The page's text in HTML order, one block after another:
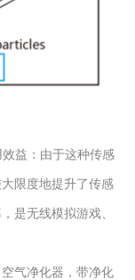
益：由于这种传感
限度地提升了传感
是无线模拟游戏、
气净化器，带净化